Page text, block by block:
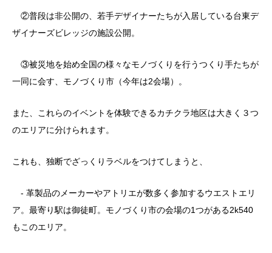
②普段は非公開の、若手デザイナーたちが入居している台東デ
ザイナーズビレッジの施設公開。
③被災地を始め全国の様々なモノづくりを行うつくり手たちが
一同に会す、モノづくり市（今年は2会場）。
また、これらのイベントを体験できるカチクラ地区は大きく３つ
のエリアに分けられます。
これも、独断でざっくりラベルをつけてしまうと、
- 革製品のメーカーやアトリエが数多く参加するウエストエリ
ア。最寄り駅は御徒町。モノづくり市の会場の1つがある2k540
もこのエリア。